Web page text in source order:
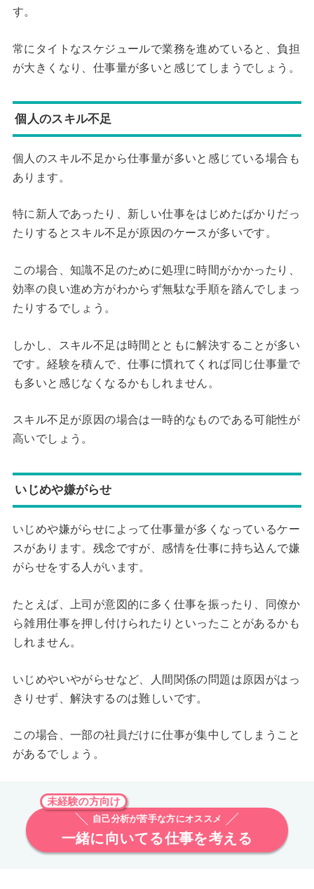
す。
常にタイトなスケジュールで業務を進めていると、負担
が大きくなり、仕事量が多いと感じてしまうでしょう。
個人のスキル不足
個人のスキル不足から仕事量が多いと感じている場合も
あります。
特に新人であったり、新しい仕事をはじめたばかりだっ
たりするとスキル不足が原因のケースが多いです。
この場合、知識不足のために処理に時間がかかったり、
効率の良い進め方がわからず無駄な手順を踏んでしまっ
たりするでしょう。
しかし、スキル不足は時間とともに解決することが多い
です。経験を積んで、仕事に慣れてくれば同じ仕事量で
も多いと感じなくなるかもしれません。
スキル不足が原因の場合は一時的なものである可能性が
高いでしょう。
いじめや嫌がらせ
いじめや嫌がらせによって仕事量が多くなっているケー
スがあります。残念ですが、感情を仕事に持ち込んで嫌
がらせをする人がいます。
たとえば、上司が意図的に多く仕事を振ったり、同僚か
ら雑用仕事を押し付けられたりといったことがあるかも
しれません。
いじめやいやがらせなど、人間関係の問題は原因がはっ
きりせず、解決するのは難しいです。
この場合、一部の社員だけに仕事が集中してしまうこと
があるでしょう。
未経験の方向け
自己分析が苦手な方にオススメ
一緒に向いてる仕事を考える